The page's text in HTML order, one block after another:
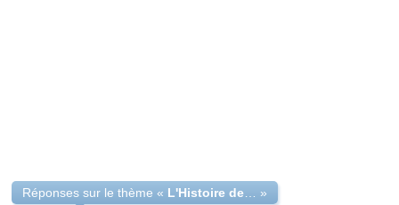
Réponses sur le thème « »